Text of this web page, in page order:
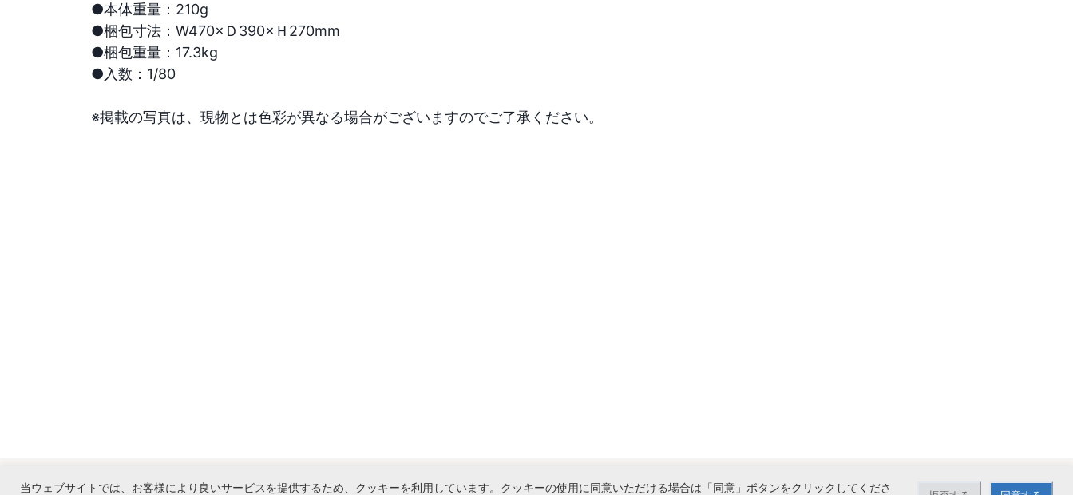
●本体重量：210g
●梱包寸法：W470×Ｄ390×Ｈ270mm
●梱包重量：17.3kg
●入数：1/80
※掲載の写真は、現物とは色彩が異なる場合がございますのでご了承ください。
当ウェブサイトでは、お客様により良いサービスを提供するため、クッキーを利用しています。クッキーの使用に同意いただける場合は「同意」ボタンをクリックしてくださ